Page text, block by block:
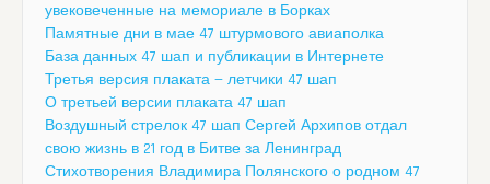
увековеченные на мемориале в Борках
Памятные дни в мае 47 штурмового авиаполка
База данных 47 шап и публикации в Интернете
Третья версия плаката — летчики 47 шап
О третьей версии плаката 47 шап
Воздушный стрелок 47 шап Сергей Архипов отдал
свою жизнь в 21 год в Битве за Ленинград
Стихотворения Владимира Полянского о родном 47